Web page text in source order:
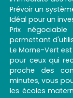
Prévoir un
Idéal pour un
Prix
permettant
Le Morne-Vert
pour ceux qui
proche des
minutes, vous
les écoles